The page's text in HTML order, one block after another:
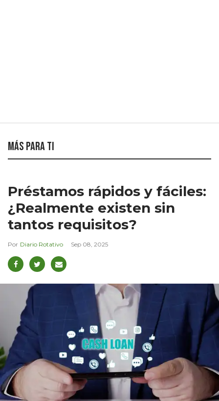
Más para ti
Préstamos rápidos y fáciles:
¿Realmente existen sin
tantos requisitos?
Diario Rotativo Sep 08, 2025